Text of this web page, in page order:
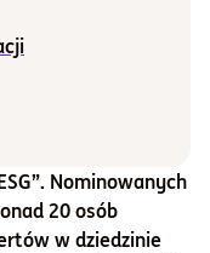
Nominowanych
20 osób
w dziedzinie